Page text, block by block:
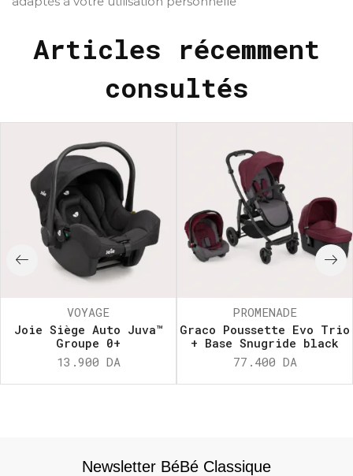
Articles récemment
consultés
VOYAGE
Joie Siège Auto Juva™
Groupe 0+
13.900 DA
PROMENADE
Graco Poussette Evo Trio
+ Base Snugride black
77.400 DA
Newsletter BéBé Classique